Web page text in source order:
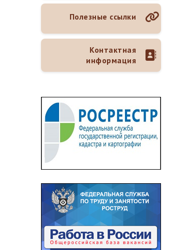
Полезные ссылки
Контактная
информация